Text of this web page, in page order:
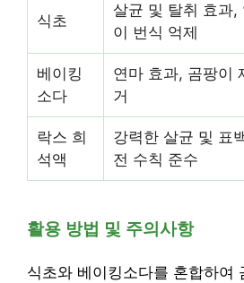
식초
살균 및 탈취 효과,
이 번식 억제
베이킹
소다
연마 효과, 곰팡이
거
락스 희
석액
강력한 살균 및 표
전 수칙 준수
활용 방법 및 주의사항
식초와 베이킹소다를 혼합하여